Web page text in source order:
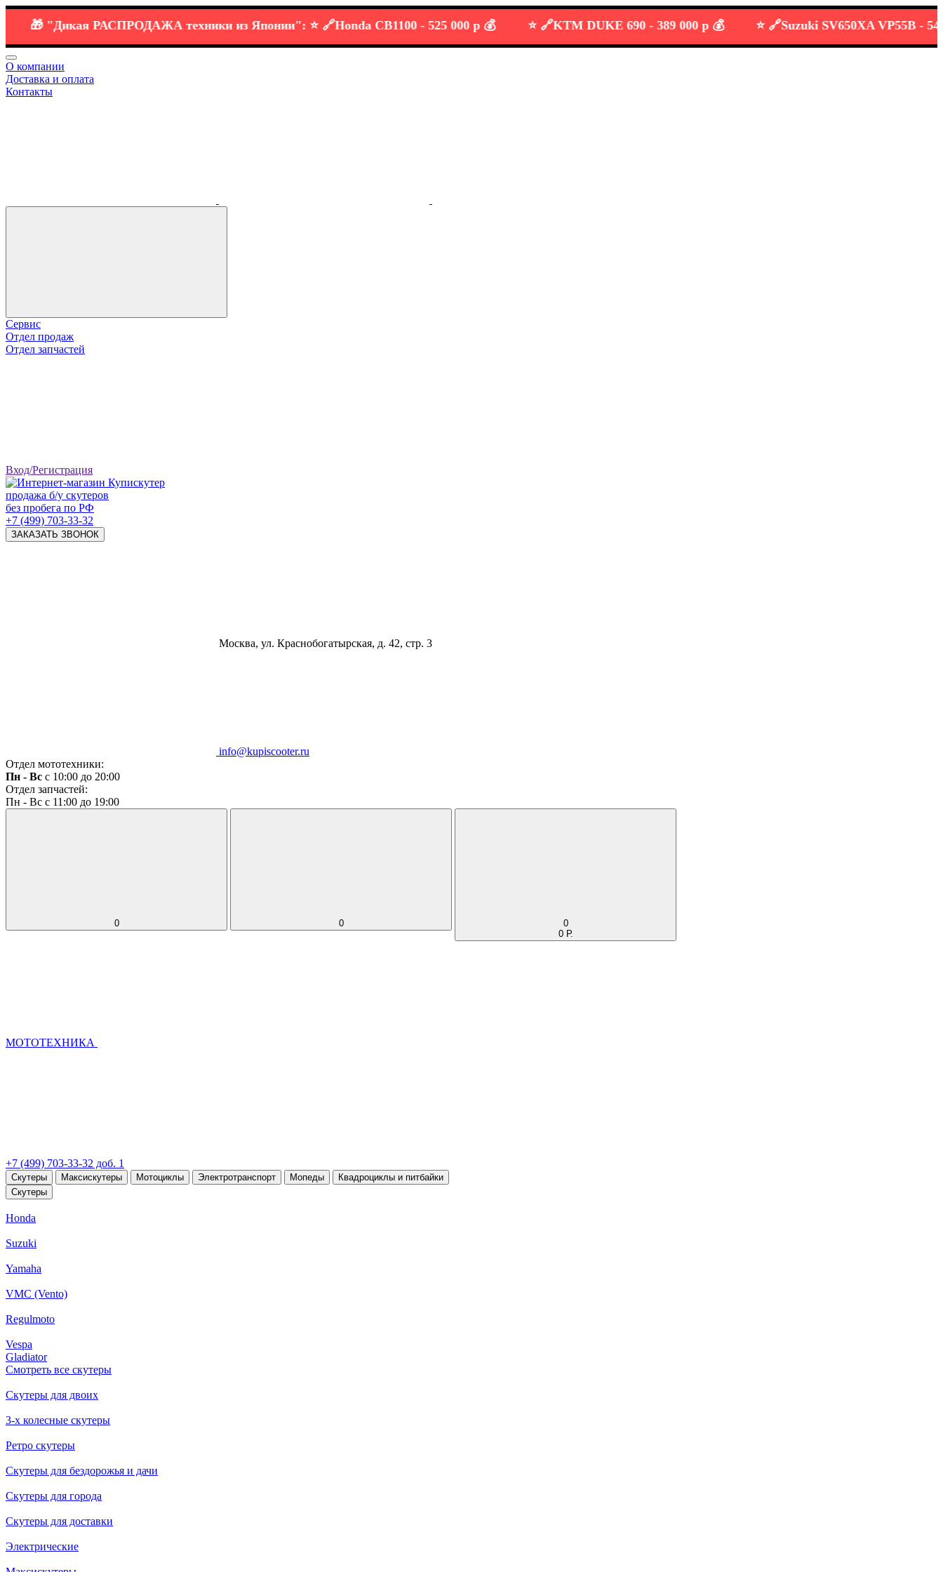
"Дикая РАСПРОДАЖАтехникииз Японии": ⭐️ 🔗Honda CB1100 -525 000 р 💰 KTM DUKE 690 - 389 000 р 💰 ⭐️ 🔗 Suzuki SV650XA VP55B -549 000
О компании
Доставка и оплата
Контакты
Сервис
Отдел продаж
Отдел запчастей
Вход/Регистрация
продажа б/у скутеров
без пробега по РФ
+7 (499) 703-33-32
ЗАКАЗАТЬ ЗВОНОК
Москва, ул. Краснобогатырская, д. 42, стр. 3
info@kupiscooter.ru
Отдел мототехники:
Пн - Вс с 10:00 до 20:00
Отдел запчастей:
Пн - Вс с 11:00 до 19:00
0 0
0
0 Р.
МОТОТЕХНИКА
+7 (499) 703-33-32 доб. 1
Скутеры Максискутеры Мотоциклы Электротранспорт Мопеды
Квадроциклы и питбайки
Скутеры
Honda
Suzuki
Yamaha
VMC (Vento)
Regulmoto
Vespa
Gladiator
Смотреть все скутеры
Скутеры для двоих
3-х колесные скутеры
Ретро скутеры
Скутеры для бездорожья и дачи
Скутеры для города
Скутеры для доставки
Электрические